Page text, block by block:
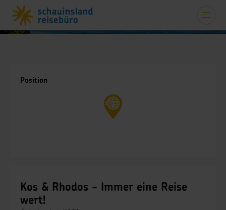
Position
Kos & Rhodos - Immer eine Reise
wert!